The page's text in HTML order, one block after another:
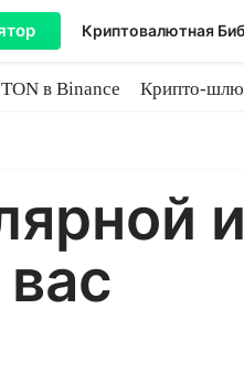
Криптовалютная
TON в Binance Крипто-